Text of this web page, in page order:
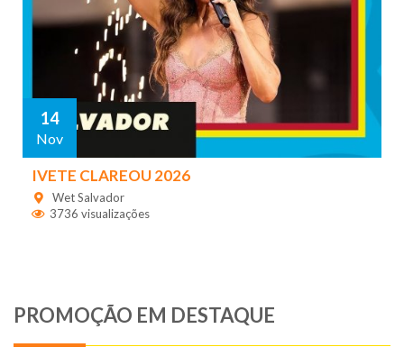
14
Nov
IVETE CLAREOU 2026
Wet Salvador
3736 visualizações
PROMOÇÃO EM DESTAQUE